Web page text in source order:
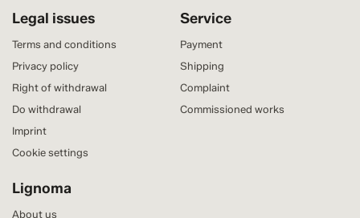
Service
Payment
Shipping
Complaint
Commissioned works
Legal issues
Terms and conditions
Privacy policy
Right of withdrawal
Do withdrawal
Imprint
Cookie settings
Lignoma
About us